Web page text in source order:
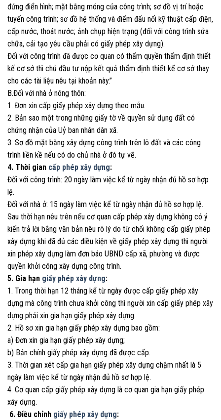
đứng điển hình; mặt bằng móng của công trình; sơ đồ vị trí hoặc
tuyến công trình; sơ đồ hệ thống và điểm đấu nối kỹ thuật cấp điện,
cấp nước, thoát nước; ảnh chụp hiện trạng (đối với công trình sửa
chữa, cải tạo yêu cầu phải có giấy phép xây dựng).
Đối với công trình đã được cơ quan có thẩm quyền thẩm định thiết
kế cơ sở thì chủ đầu tư nộp kết quả thẩm định thiết kế cơ sở thay
cho các tài liệu nêu tại khoản này.”
B.Đối với nhà ở nông thôn:
1. Đơn xin cấp giấy phép xây dựng theo mẫu.
2. Bản sao một trong những giấy tờ về quyền sử dụng đất có
chứng nhận của Uỷ ban nhân dân xã.
3. Sơ đồ mặt bằng xây dựng công trình trên lô đất và các công
trình liền kề nếu có do chủ nhà ở đó tự vẽ.
4. Thời gian cấp phép xây dựng:
Đối với công trình: 20 ngày làm việc kể từ ngày nhận đủ hồ sơ hợp
lệ.
Đối với nhà ở: 15 ngày làm việc kể từ ngày nhận đủ hồ sơ hợp lệ.
Sau thời hạn nêu trên nếu cơ quan cấp phép xây dựng không có ý
kiến trả lời bằng văn bản nêu rõ lý do từ chối không cấp giấy phép
xây dựng khi đã đủ các điều kiện về giấy phép xây dựng thì người
xin phép xây dựng làm đơn báo UBND cấp xã, phường và được
quyền khởi công xây dựng công trình.
5. Gia hạn giấy phép xây dựng:
1. Trong thời hạn 12 tháng kể từ ngày được cấp giấy phép xây
dựng mà công trình chưa khởi công thì người xin cấp giấy phép xây
dựng phải xin gia hạn giấy phép xây dựng.
2. Hồ sơ xin gia hạn giấy phép xây dựng bao gồm:
a) Đơn xin gia hạn giấy phép xây dựng;
b) Bản chính giấy phép xây dựng đã được cấp.
3. Thời gian xét cấp gia hạn giấy phép xây dựng chậm nhất là 5
ngày làm việc kể từ ngày nhận đủ hồ sơ hợp lệ.
4. Cơ quan cấp giấy phép xây dựng là cơ quan gia hạn giấy phép
xây dựng.
6. Điều chỉnh giấy phép xây dựng: